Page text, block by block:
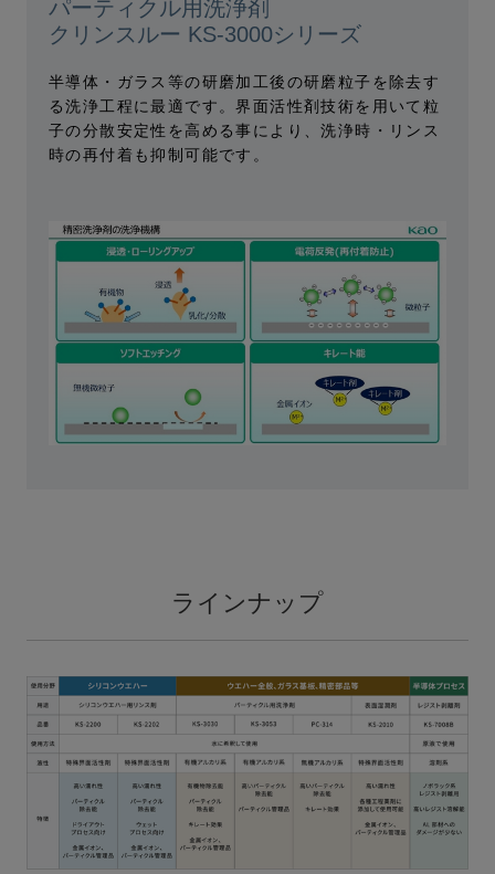
パーティクル用洗浄剤
クリンスルー KS-3000シリーズ
半導体・ガラス等の研磨加工後の研磨粒子を除去す
る洗浄工程に最適です。界面活性剤技術を用いて粒
子の分散安定性を高める事により、洗浄時・リンス
時の再付着も抑制可能です。
ラインナップ